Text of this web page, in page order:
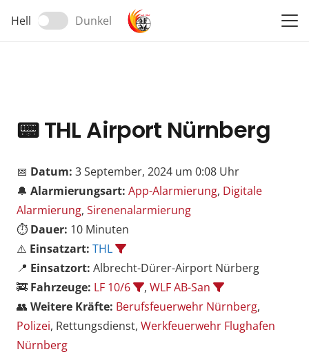
Hell Dunkel
📟THL Airport Nürnberg
📅 Datum: 3 September, 2024 um 0:08 Uhr
🔔 Alarmierungsart: App-Alarmierung, Digitale
Alarmierung, Sirenenalarmierung
⏱️ Dauer: 10 Minuten
⚠️ Einsatzart: THL
📍 Einsatzort: Albrecht-Dürer-Airport Nürberg
🚒 Fahrzeuge: LF 10/6 , WLF AB-San
👥 Weitere Kräfte: Berufsfeuerwehr Nürnberg,
Polizei, Rettungsdienst, Werkfeuerwehr Flughafen
Nürnberg